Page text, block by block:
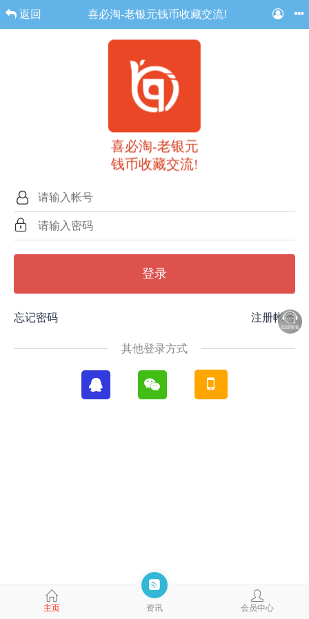
返回 喜必淘-老银元钱币收藏交流!
喜必淘-老银元
钱币收藏交流!
登录
忘记密码 注册帐号
其他登录方式
主页 资讯 会员中心